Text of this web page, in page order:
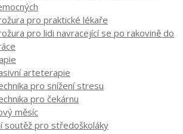
pro praktické lékaře
pro lidi navracející se po rakovině do
arteterapie
pro snížení stresu
pro čekárnu
měsíc
soutěž pro středoškoláky